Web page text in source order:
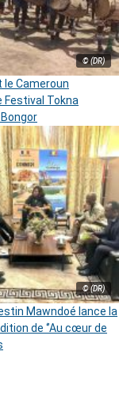
© (DR)
le Cameroun
Festival Tokna
© (DR)
Mawndoé lance la
de ‘’Au cœur de